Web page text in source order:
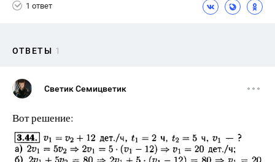
1 ответ
ОТВЕТЫ 1
Светик Семицветик
Вот решение: